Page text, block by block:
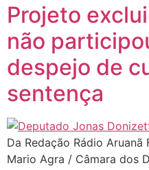
Projeto
não
despejo de
sentença
Da Redação Rádio
Mario Agra / Câmara dos